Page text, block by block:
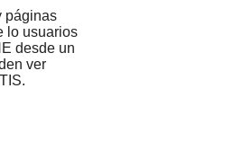
páginas
lo usuarios
desde un
ver